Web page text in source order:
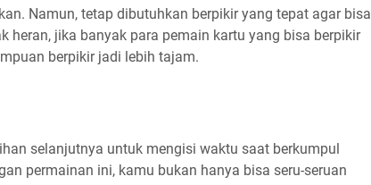
Namun, tetap dibutuhkan berpikir yang tepat agar bisa
heran, jika banyak para pemain kartu yang bisa berpikir
berpikir jadi lebih tajam.
selanjutnya untuk mengisi waktu saat berkumpul
permainan ini, kamu bukan hanya bisa seru-seruan